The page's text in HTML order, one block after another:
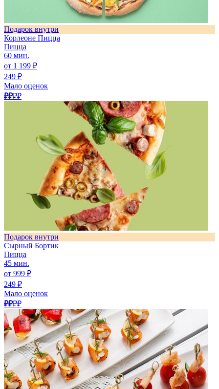
Подарок внутри
Корлеоне Пицца
Пицца
60 мин.
от 1 199 ₽
249 ₽
Мало оценок
₽₽₽₽
Подарок внутри
Сырный Бортик
Пицца
45 мин.
от 999 ₽
249 ₽
Мало оценок
₽₽₽₽